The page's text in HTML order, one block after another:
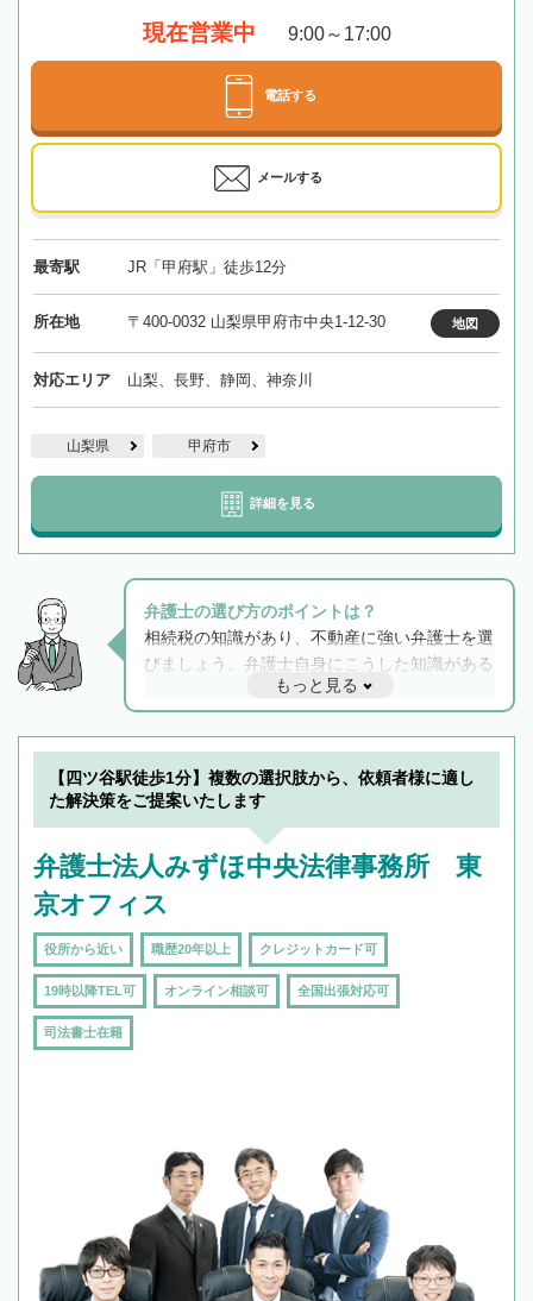
現在営業中 9:00～17:00
電話する
メールする
最寄駅 JR「甲府駅」徒歩12分
所在地 〒400-0032 山梨県甲府市中央1-12-30 地図
対応エリア 山梨、長野、静岡、神奈川
山梨県 甲府市
詳細を見る
弁護士の選び方のポイントは？
相続税の知識があり、不動産に強い弁護士を選
びましょう。弁護士自身にこうした知識がある
と他士業との連携もスムーズに進み、トラブル
解決のみならず相続をトータルで任せることが
できます。また、相続は感情がからむ分野なの
でフィーリングも重要です。実際に電話や面談
で複数の弁護士と会話をしてウマが合う方に依
もっと見る
【四ツ谷駅徒歩1分】複数の選択肢から、依頼者様に適し
た解決策をご提案いたします
弁護士法人みずほ中央法律事務所 東
京オフィス
役所から近い 職歴20年以上 クレジットカード可
19時以降TEL可 オンライン相談可 全国出張対応可
司法書士在籍